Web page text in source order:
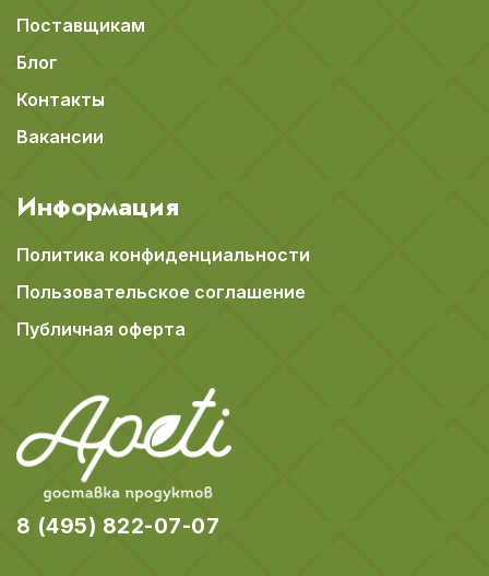
Поставщикам
Блог
Контакты
Вакансии
Информация
Политика конфиденциальности
Пользовательское соглашение
Публичная оферта
8 (495) 822-07-07